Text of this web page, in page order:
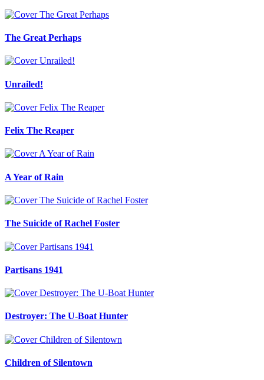
The Great Perhaps
Unrailed!
Felix The Reaper
A Year of Rain
The Suicide of Rachel Foster
Partisans 1941
Destroyer: The U-Boat Hunter
Children of Silentown